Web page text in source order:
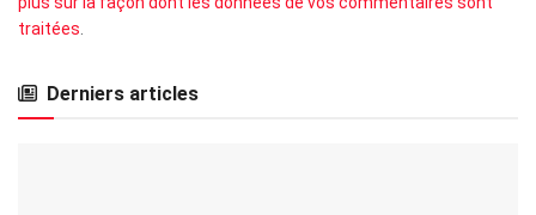
traitées.
Derniers articles